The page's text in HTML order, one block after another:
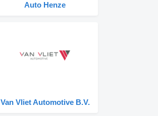
Auto Henze
Van Vliet Automotive B.V.